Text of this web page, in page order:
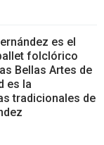
es el
folclórico
Bellas Artes de
es la
tradicionales de